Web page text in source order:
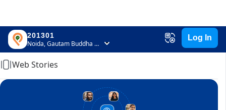
201301
Noida, Gautam Buddha Nagar, Uttar Pradesh
Log In
Home
Web Stories